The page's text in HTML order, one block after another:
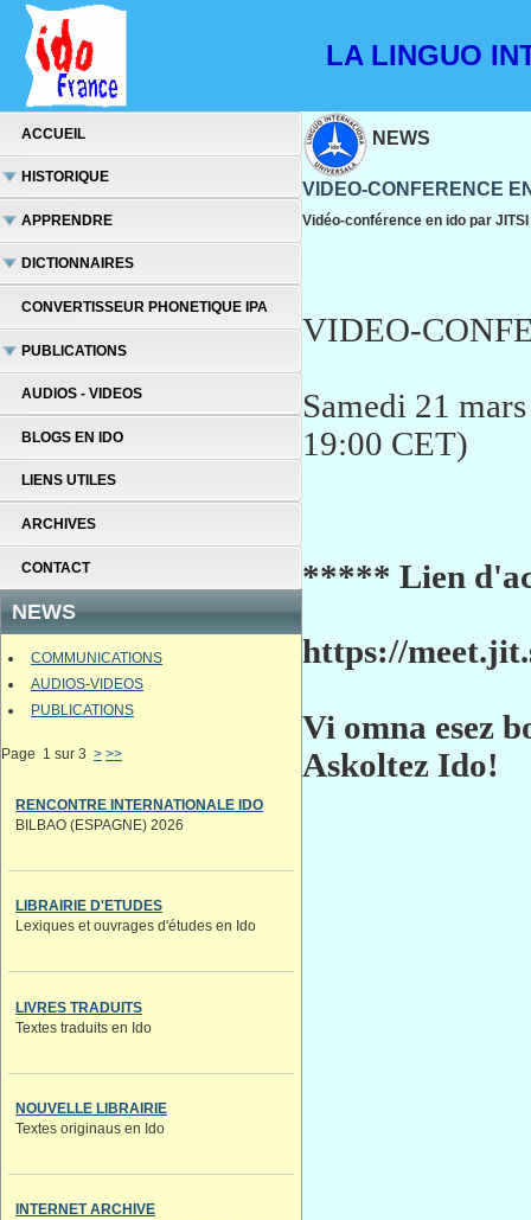
LA LINGUO
ACCUEIL
HISTORIQUE
APPRENDRE
DICTIONNAIRES
CONVERTISSEUR PHONETIQUE IPA
PUBLICATIONS
AUDIOS - VIDEOS
BLOGS EN IDO
LIENS UTILES
ARCHIVES
CONTACT
NEWS
COMMUNICATIONS
AUDIOS-VIDEOS
PUBLICATIONS
Page 1 sur 3 > >>
RENCONTRE INTERNATIONALE IDO
BILBAO (ESPAGNE) 2026
LIBRAIRIE D'ETUDES
Lexiques et ouvrages d'études en Ido
LIVRES TRADUITS
Textes traduits en Ido
NOUVELLE LIBRAIRIE
Textes originaus en Ido
INTERNET ARCHIVE
NEWS
VIDEO-CONFERENCE
Vidéo-conférence en ido par JITSI
VIDEO-
Samedi 21
19:00 CET)
***** Lien
https://
Vi omna esez
Askoltez Ido!